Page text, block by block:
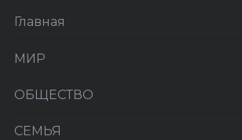
Главная
МИР
ОБЩЕСТВО
СЕМЬЯ